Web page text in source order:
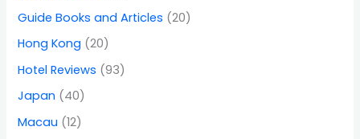
Guide Books and Articles (20)
Hong Kong (20)
Hotel Reviews (93)
Japan (40)
Macau (12)